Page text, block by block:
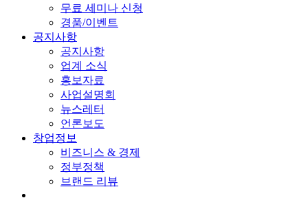
무료 세미나 신청
경품/이벤트
공지사항
공지사항
업계 소식
홍보자료
사업설명회
뉴스레터
언론보도
창업정보
비즈니스 & 경제
정부정책
브랜드 리뷰